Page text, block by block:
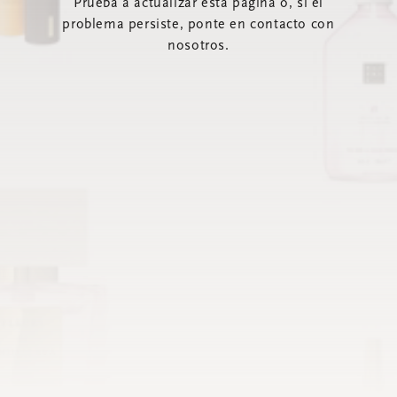
Prueba a actualizar esta página o, si el
problema persiste, ponte en contacto con
nosotros.